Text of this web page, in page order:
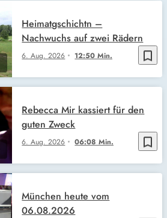
bookmark_border
6. Aug. 2026 12:50 Min.
Heimatgschichtn –
Nachwuchs auf zwei Rädern
bookmark_border
6. Aug. 2026 06:08 Min.
Rebecca Mir kassiert für den
guten Zweck
München heute vom
06.08.2026